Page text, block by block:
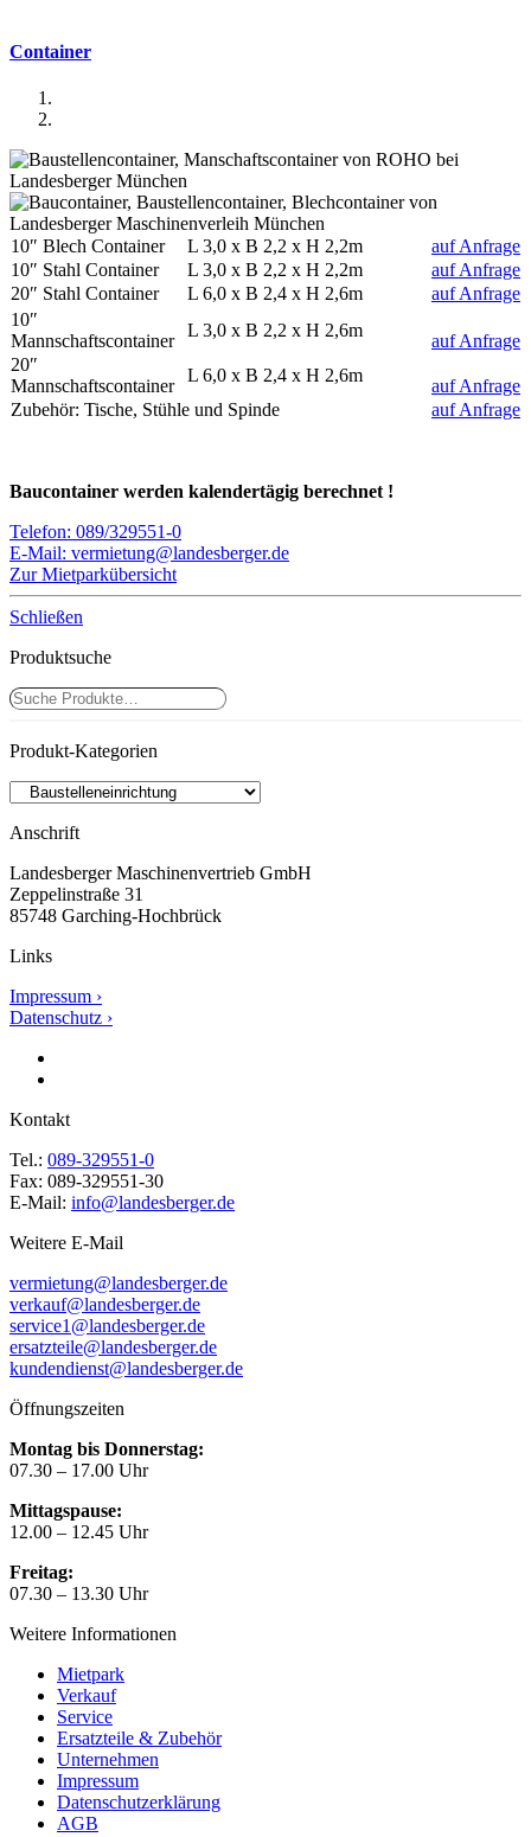
Container
10″ Blech Container L 3,0 x B 2,2 x H 2,2m
auf Anfrage
10″ Stahl Container
L 3,0 x B 2,2 x H 2,2m
auf Anfrage
20″ Stahl Container
L 6,0 x B 2,4 x H 2,6m
auf Anfrage
10″
Mannschaftscontainer
L 3,0 x B 2,2 x H 2,6m
auf Anfrage
20″
Mannschaftscontainer
L 6,0 x B 2,4 x H 2,6m
auf Anfrage
Zubehör: Tische, Stühle und Spinde
auf Anfrage
Baucontainer werden kalendertägig berechnet !
Telefon: 089/329551-0
E-Mail: vermietung@landesberger.de
Zur Mietparkübersicht
Schließen
Produktsuche
Suchen
Produkt-Kategorien
Anschrift
Landesberger Maschinenvertrieb GmbH
Zeppelinstraße 31
85748 Garching-Hochbrück
Links
Impressum ›
Datenschutz ›
Kontakt
Tel.: 089-329551-0
Fax: 089-329551-30
E-Mail: info@landesberger.de
Weitere E-Mail
vermietung@landesberger.de
verkauf@landesberger.de
service1@landesberger.de
ersatzteile@landesberger.de
kundendienst@landesberger.de
Öffnungszeiten
Montag bis Donnerstag:
07.30 – 17.00 Uhr
Mittagspause:
12.00 – 12.45 Uhr
Freitag:
07.30 – 13.30 Uhr
Weitere Informationen
Mietpark
Verkauf
Service
Ersatzteile & Zubehör
Unternehmen
Impressum
Datenschutzerklärung
AGB